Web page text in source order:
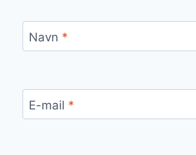
Navn *
E-mail *